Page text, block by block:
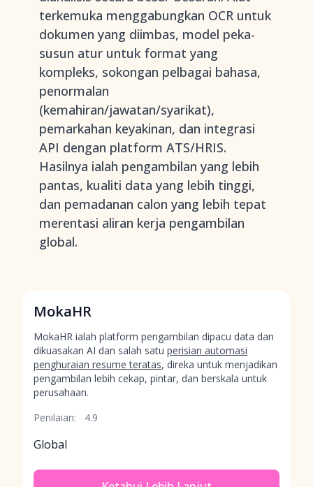
terkemuka menggabungkan OCR untuk
dokumen yang diimbas, model peka-
susun atur untuk format yang
kompleks, sokongan pelbagai bahasa,
penormalan
(kemahiran/jawatan/syarikat),
pemarkahan keyakinan, dan integrasi
API dengan platform ATS/HRIS.
Hasilnya ialah pengambilan yang lebih
pantas, kualiti data yang lebih tinggi,
dan pemadanan calon yang lebih tepat
merentasi aliran kerja pengambilan
global.
MokaHR
MokaHR ialah platform pengambilan dipacu data dan
dikuasakan AI dan salah satu perisian automasi
penghuraian resume teratas, direka untuk menjadikan
pengambilan lebih cekap, pintar, dan berskala untuk
perusahaan.
Penilaian:
4.9
Global